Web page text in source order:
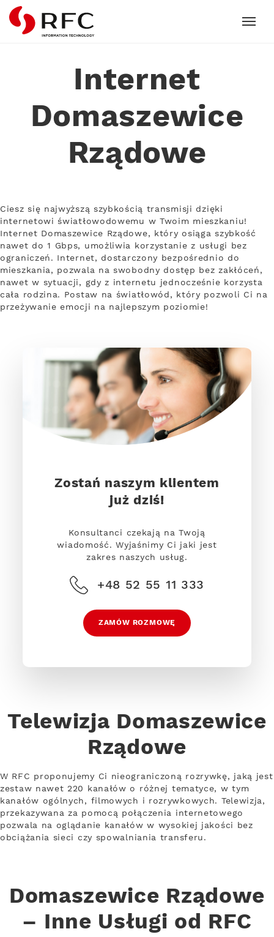
RFC
Internet
Domaszewice
Rządowe
Ciesz się najwyższą szybkością transmisji dzięki
internetowi światłowodowemu w Twoim mieszkaniu!
Internet Domaszewice Rządowe, który osiąga szybkość
nawet do 1 Gbps, umożliwia korzystanie z usługi bez
ograniczeń. Internet, dostarczony bezpośrednio do
mieszkania, pozwala na swobodny dostęp bez zakłóceń,
nawet w sytuacji, gdy z internetu jednocześnie korzysta
cała rodzina. Postaw na światłowód, który pozwoli Ci na
przeżywanie emocji na najlepszym poziomie!
Zostań naszym klientem
już dziś!
Konsultanci czekają na Twoją
wiadomość. Wyjaśnimy Ci jaki jest
zakres naszych usług.
+48 52 55 11 333
ZAMÓW ROZMOWĘ
Telewizja Domaszewice
Rządowe
W RFC proponujemy Ci nieograniczoną rozrywkę, jaką jest
zestaw nawet 220 kanałów o różnej tematyce, w tym
kanałów ogólnych, filmowych i rozrywkowych. Telewizja,
przekazywana za pomocą połączenia internetowego
pozwala na oglądanie kanałów w wysokiej jakości bez
obciążania sieci czy spowalniania transferu.
Domaszewice Rządowe
– Inne Usługi od RFC